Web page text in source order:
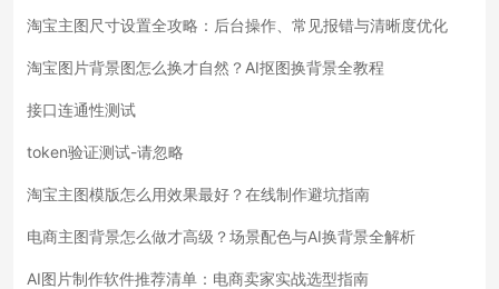
淘宝主图尺寸设置全攻略：后台操作、常见报错与清晰度优化
淘宝图片背景图怎么换才自然？AI抠图换背景全教程
接口连通性测试
token验证测试-请忽略
淘宝主图模版怎么用效果最好？在线制作避坑指南
电商主图背景怎么做才高级？场景配色与AI换背景全解析
AI图片制作软件推荐清单：电商卖家实战选型指南